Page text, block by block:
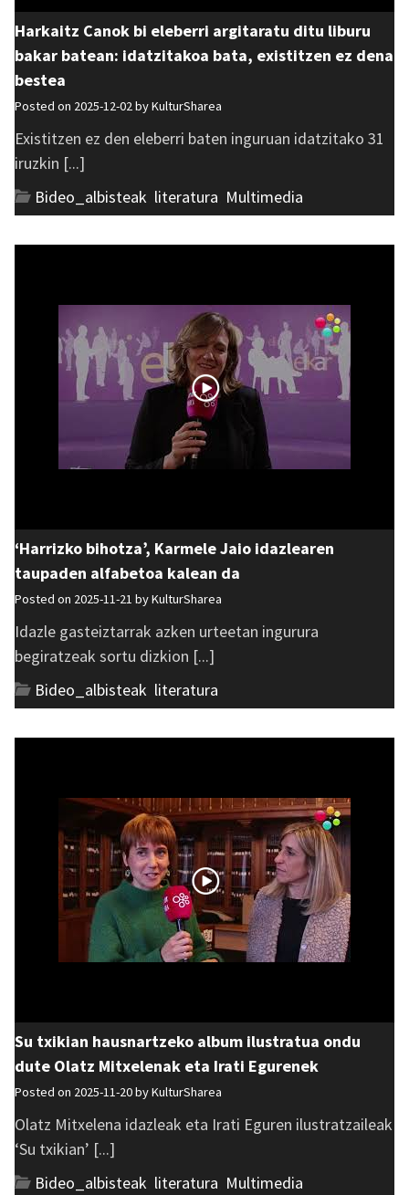
Harkaitz Canok bi eleberri argitaratu ditu liburu
bakar batean: idatzitakoa bata, existitzen ez dena
bestea
Posted on 2025-12-02 byKulturSharea
Existitzen ez den eleberri baten inguruan idatzitako 31
iruzkin [...]
Bideo_albisteak literatura Multimedia
‘Harrizko bihotza’, Karmele Jaio idazlearen
taupaden alfabetoa kalean da
Posted on 2025-11-21 byKulturSharea
Idazle gasteiztarrak azken urteetan ingurura
begiratzeak sortu dizkion [...]
Bideo_albisteak literatura
Su txikian hausnartzeko album ilustratua ondu
dute Olatz Mitxelenak eta Irati Egurenek
Posted on 2025-11-20 byKulturSharea
Olatz Mitxelena idazleak eta Irati Eguren ilustratzaileak
‘Su txikian’ [...]
Bideo_albisteak literatura Multimedia